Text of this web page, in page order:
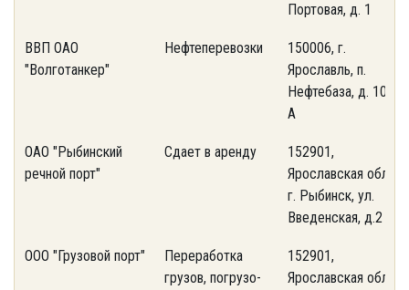
Портовая, д. 1
ВВП ОАО
"Волготанкер"
Нефтеперевозки
150006, г.
Ярославль, п.
Нефтебаза, д. 108-
А
ОАО "Рыбинский
речной порт"
Сдает в аренду
152901,
Ярославская обл.,
г. Рыбинск, ул.
Введенская, д.2
ООО "Грузовой порт"
Переработка
грузов, погрузо-
152901,
Ярославская обл.,